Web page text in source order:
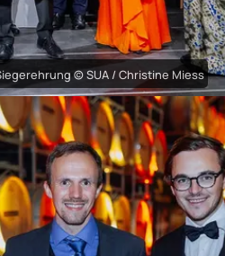
© SUA / Christine Miess